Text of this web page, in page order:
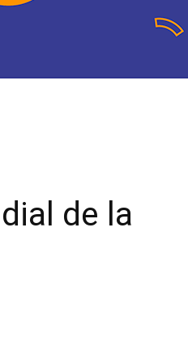
de la